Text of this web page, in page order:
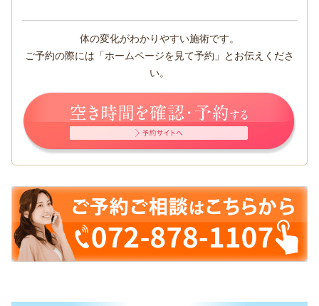
体の変化がわかりやすい施術です。
ご予約の際には「ホームページを見て予約」とお伝えくださ
い。